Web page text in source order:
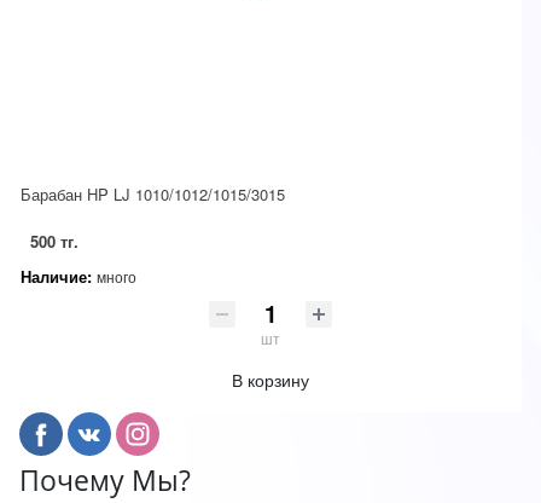
Барабан HP LJ 1010/1012/1015/3015
500 тг.
Наличие: много
шт
В корзину
Почему Мы?